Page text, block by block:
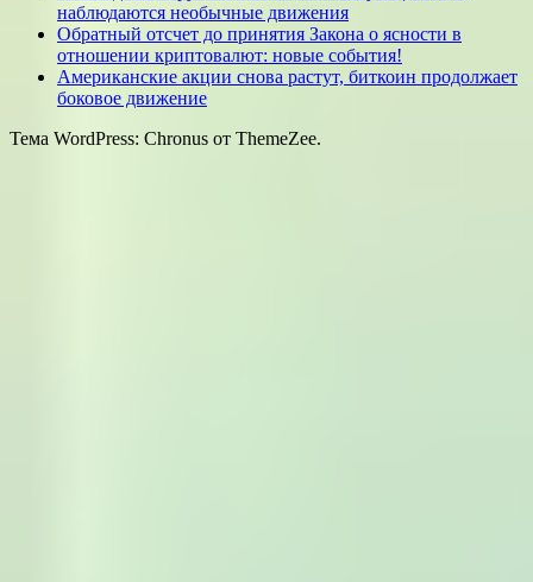
наблюдаются необычные движения
Обратный отсчет до принятия Закона о ясности в
отношении криптовалют: новые события!
Американские акции снова растут, биткоин продолжает
боковое движение
Тема WordPress: Chronus от ThemeZee.